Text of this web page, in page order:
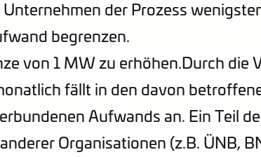
der Prozess
begrenzen.
von 1 MW zu erhöhen.Durch die
fällt in den davon
Aufwands an. Ein Teil
Organisationen (z.B. ÜNB,